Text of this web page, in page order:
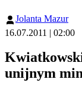
Jolanta Mazur
16.07.2011 | 02:00
unijnym